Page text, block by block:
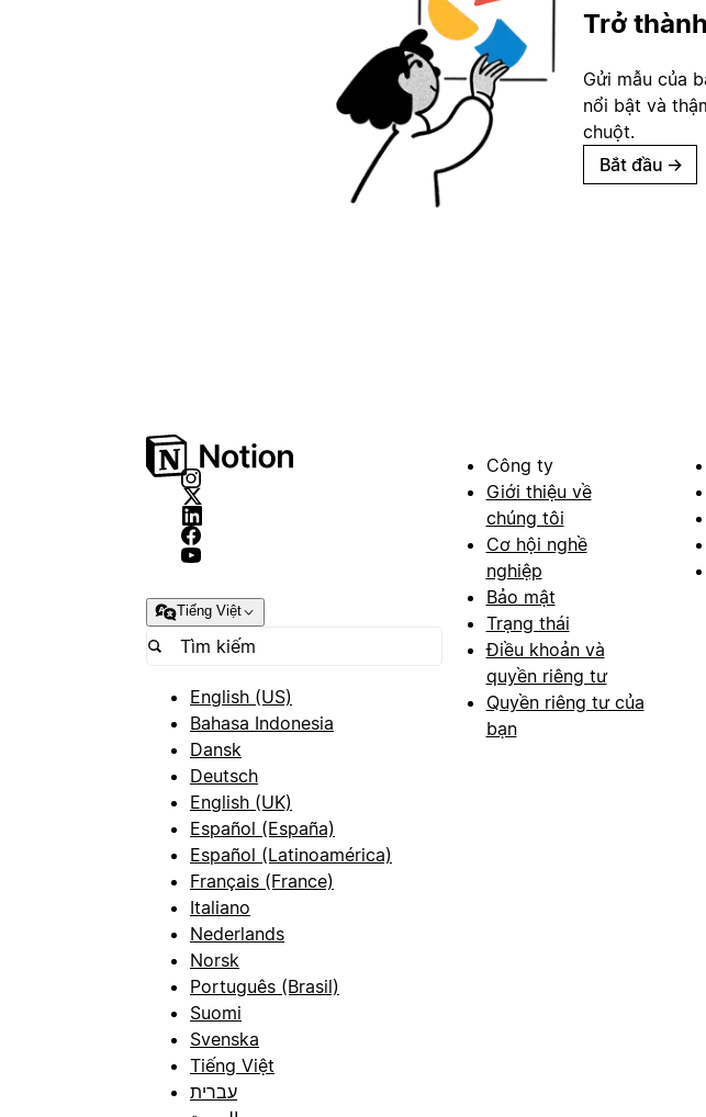
Trở
Gửi mẫu của
nổi bật và
chuột.
Bắt đầu →
Tiếng Việt
English (US)
Bahasa Indonesia
Dansk
Deutsch
English (UK)
Español (España)
Español (Latinoamérica)
Français (France)
Italiano
Nederlands
Norsk
Português (Brasil)
Suomi
Svenska
Tiếng Việt
עברית
Công ty
Giới thiệu về
chúng tôi
Cơ hội nghề
nghiệp
Bảo mật
Trạng thái
Điều khoản và
quyền riêng tư
Quyền riêng tư của
bạn